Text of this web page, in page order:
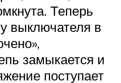
Теперь
выключателя в
замыкается и
поступает